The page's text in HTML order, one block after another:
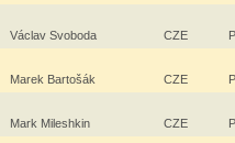
Václav Svoboda CZE
Marek Bartošák CZE
Mark Mileshkin CZE